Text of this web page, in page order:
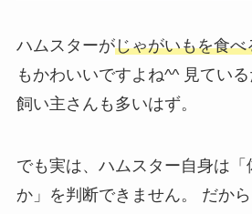
ハムスターがじゃがいもを食べ
もかわいいですよね^^ 見てい
飼い主さんも多いはず。
でも実は、ハムスター自身は「
か」を判断できません。 だか